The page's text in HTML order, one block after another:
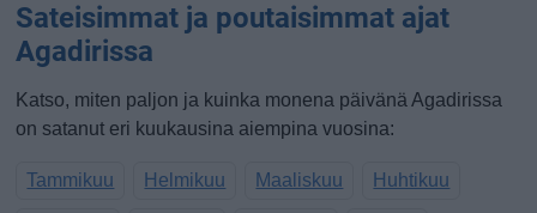
Sateisimmat ja poutaisimmat ajat
Agadirissa
Katso, miten paljon ja kuinka monena päivänä Agadirissa
on satanut eri kuukausina aiempina vuosina:
Tammikuu Helmikuu Maaliskuu Huhtikuu